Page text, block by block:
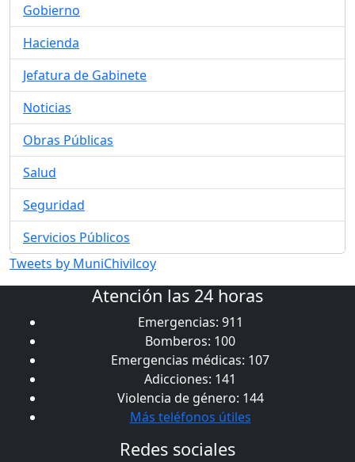
Gobierno
Hacienda
Jefatura de Gabinete
Noticias
Obras Públicas
Salud
Seguridad
Servicios Públicos
Tweets by MuniChivilcoy
Atención las 24 horas
Emergencias: 911
Bomberos: 100
Emergencias médicas: 107
Adicciones: 141
Violencia de género: 144
Más teléfonos útiles
Redes sociales